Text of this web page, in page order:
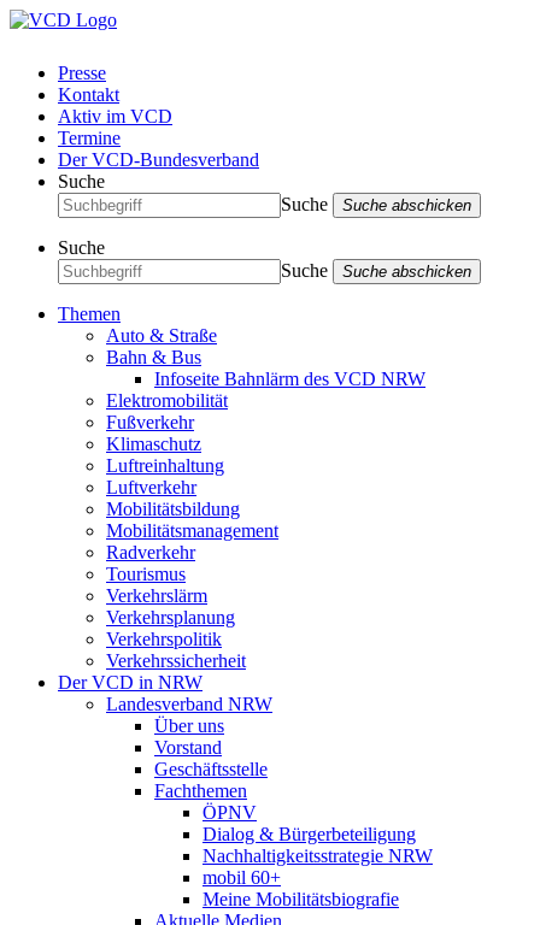
Presse
Kontakt
Aktiv im VCD
Termine
Der VCD-Bundesverband
Suche
Suche
Suche abschicken
Suche
Suche
Suche abschicken
Themen
Auto & Straße
Bahn & Bus
Infoseite Bahnlärm des VCD NRW
Elektromobilität
Fußverkehr
Klimaschutz
Luftreinhaltung
Luftverkehr
Mobilitätsbildung
Mobilitätsmanagement
Radverkehr
Tourismus
Verkehrslärm
Verkehrsplanung
Verkehrspolitik
Verkehrssicherheit
Der VCD in NRW
Landesverband NRW
Über uns
Vorstand
Geschäftsstelle
Fachthemen
ÖPNV
Dialog & Bürgerbeteiligung
Nachhaltigkeitsstrategie NRW
mobil 60+
Meine Mobilitätsbiografie
Aktuelle Medien